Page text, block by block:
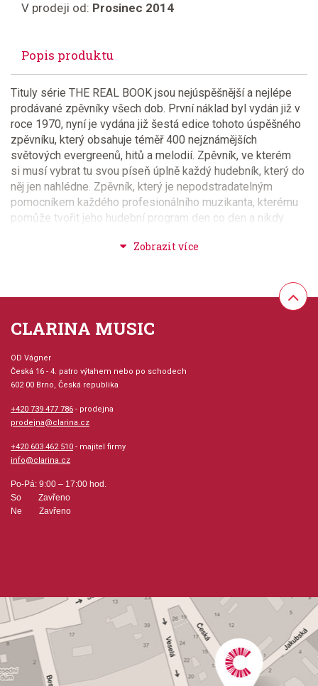
V prodeji od: Prosinec 2014
Popis produktu
Tituly série THE REAL BOOK jsou nejúspěšnější a nejlépe
prodávané zpěvníky všech dob. První náklad byl vydán již v
roce 1970, nyní je vydána již šestá edice tohoto úspěšného
zpěvníku, který obsahuje téměř 400 nejznámějších
světových evergreenů, hitů a melodií. Zpěvník, ve kterém
si musí vybrat tu svou píseň úplně každý hudebník, který do
něj jen nahlédne. Zpěvník, který je nepodstradatelným
pomocníkem každého profesionálního muzikanta, kterému
pomůže tvořit jeho hudební program den co den a nikdy
provedení melodická linka a akordové značky. Zpěvníky jsou
nástroje hrající v basovém klíči. Stačí jen vybrat zpěvníky dle
nástrojů ve Vaší hudební skupině a rázem máte téměř
nevyčerpatelný zdroj písní pro vytvoření Vašeho hudebního
repertoáru.
Provedení: kniha - měkká vazba
hudba + spirituály + folk + country, jazz + blues +
ragtime + swing, balady + romatika + lyrika +
svatby
hudební úprava: melodie / akordy
Obsazení: solo
CLARINA MUSIC
OD Vágner
Česká 16 - 4. patro výtahem nebo po schodech
602 00 Brno, Česká republika
+420 739 477 786 - prodejna
prodejna@clarina.cz
+420 603 462 510 - majitel firmy
info@clarina.cz
Po-Pá: 9:00 – 17:00 hod.
So Zavřeno
Ne Zavřeno